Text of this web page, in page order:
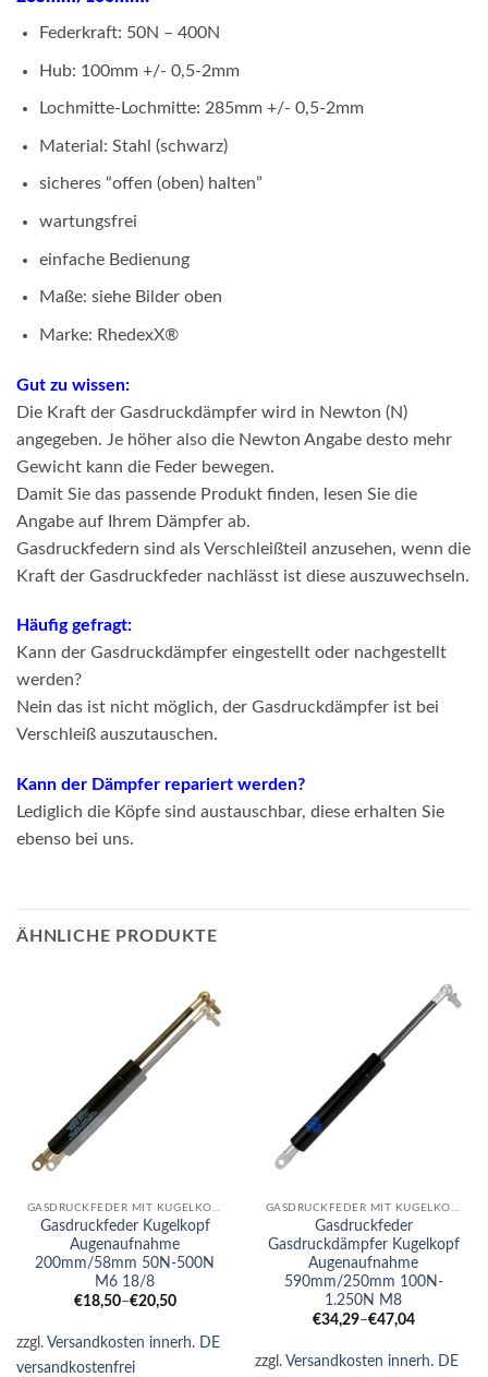
Federkraft: 50N – 400N
Hub: 100mm +/- 0,5-2mm
Lochmitte-Lochmitte: 285mm +/- 0,5-2mm
Material: Stahl (schwarz)
sicheres “offen (oben) halten”
wartungsfrei
einfache Bedienung
Maße: siehe Bilder oben
Marke: RhedexX®
Gut zu wissen:
Die Kraft der Gasdruckdämpfer wird in Newton (N)
angegeben. Je höher also die Newton Angabe desto mehr
Gewicht kann die Feder bewegen.
Damit Sie das passende Produkt finden, lesen Sie die
Angabe auf Ihrem Dämpfer ab.
Gasdruckfedern sind als Verschleißteil anzusehen, wenn die
Kraft der Gasdruckfeder nachlässt ist diese auszuwechseln.
Häufig gefragt:
Kann der Gasdruckdämpfer eingestellt oder nachgestellt
werden?
Nein das ist nicht möglich, der Gasdruckdämpfer ist bei
Verschleiß auszutauschen.
Kann der Dämpfer repariert werden?
Lediglich die Köpfe sind austauschbar, diese erhalten Sie
ebenso bei uns.
ÄHNLICHE PRODUKTE
Gasdruckfeder Kugelkopf
Augenaufnahme
200mm/58mm 50N-500N
M6 18/8
€18,50–€20,50
zzgl. Versandkosten innerh. DE
versandkostenfrei
Gasdruckfeder
Gasdruckdämpfer Kugelkopf
Augenaufnahme
590mm/250mm 100N-
1.250N M8
€34,29–€47,04
zzgl. Versandkosten innerh. DE